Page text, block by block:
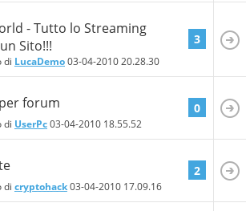
- Tutto lo Streaming
Sito!!!
di LucaDemo03-04-201020.28.30
3
forum
di UserPc03-04-2010 18.55.52
0
di cryptohack03-04-2010 17.09.16
2